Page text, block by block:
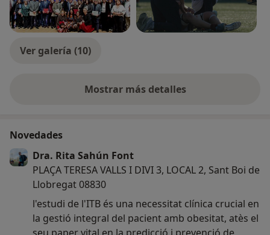
Ver galería (10)
Mostrar más detalles
sobre la experiencia
Novedades
Dra. Rita Sahún Font
PLAÇA TERESA VALLS I DIVI 3, LOCAL 2, Sant Boi de
Llobregat 08830
l'estudi de l'ITB és una necessitat clínica crucial en
la gestió integral del pacient amb obesitat, atès el